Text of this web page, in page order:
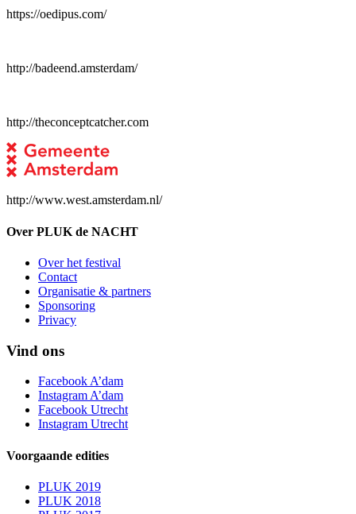
https://oedipus.com/
http://badeend.amsterdam/
http://theconceptcatcher.com
http://www.west.amsterdam.nl/
Over PLUK de NACHT
Over het festival
Contact
Organisatie & partners
Sponsoring
Privacy
Vind ons
Facebook A’dam
Instagram A’dam
Facebook Utrecht
Instagram Utrecht
Voorgaande edities
PLUK 2019
PLUK 2018